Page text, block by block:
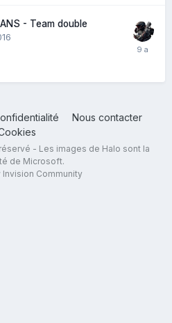
- Team double
Nous contacter
- Les images de Halo sont la
de Microsoft.
Community